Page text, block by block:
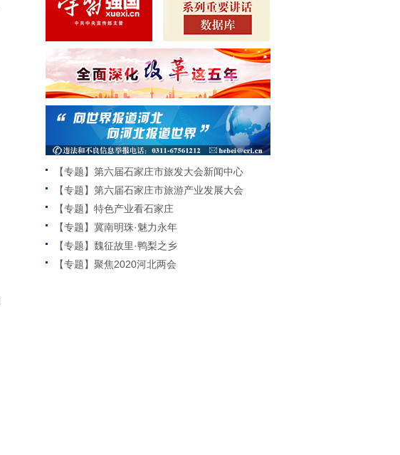
【专题】第六届石家庄市旅发大会新闻中心
【专题】第六届石家庄市旅游产业发展大会
【专题】特色产业看石家庄
【专题】冀南明珠·魅力永年
【专题】魏征故里·鸭梨之乡
【专题】聚焦2020河北两会